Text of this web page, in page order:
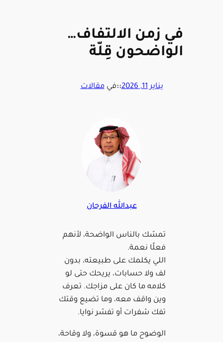
في زمن الالتفاف…
الواضحون قِلّة
يناير 11, 2026 ::فيمقالات
عبدالله الفرحان
تمسّك بالناس الواضحة، لأنهم
فعلًا نعمة.
اللي يكلمك على طبيعته، بدون
لف ولا حسابات، يريحك حتى لو
كلامه ما كان على مزاجك. تعرف
وين واقف معه، وما تضيع وقتك
تفك شفرات أو تفسّر نوايا.
الوضوح ما هو قسوة، ولا وقاحة،